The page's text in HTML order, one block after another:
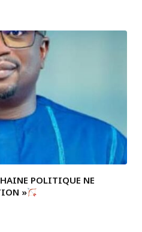
POLITIQUE NE
»